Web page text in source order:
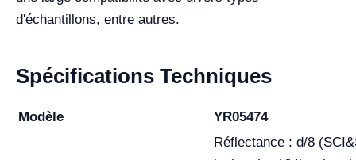
d'échantillons, entre autres.
Spécifications Techniques
Modèle YR05474
Réflectance : d/8